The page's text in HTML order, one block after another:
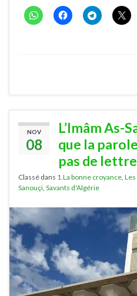
NOV
08
L’Imâm As-
que la
pas de
Classé dans 1.La bonne croyance,
Sanouçi, Savants d'Algérie